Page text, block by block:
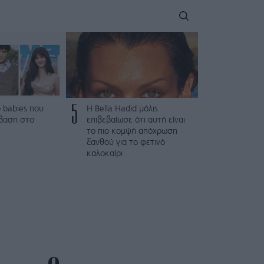
babies που
στο
5
Η Bella Hadid μόλις
επιβεβαίωσε ότι αυτή είναι
το πιο κομψή απόχρωση
ξανθού για το φετινό
καλοκαίρι